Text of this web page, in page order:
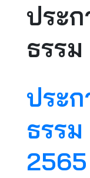
ประ
ธรรม
ประ
ธรร
2565